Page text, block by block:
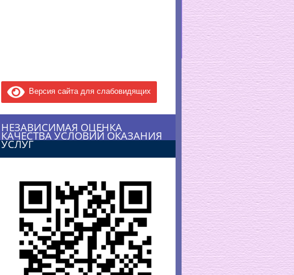
Версия сайта для слабовидящих
НЕЗАВИСИМАЯ ОЦЕНКА
КАЧЕСТВА УСЛОВИЙ ОКАЗАНИЯ
УСЛУГ